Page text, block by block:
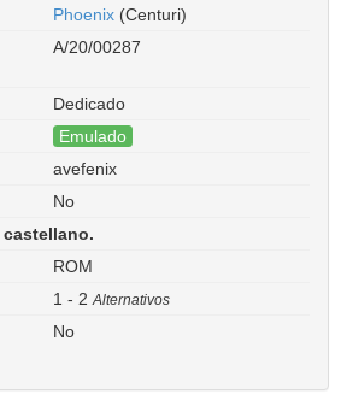
Phoenix (Centuri)
A/20/00287
Dedicado
Emulado
avefenix
bootleg of Phoenix). ROM Parent:
phoenix. Driver:
No
ROM
1 - 2Alternativos
No